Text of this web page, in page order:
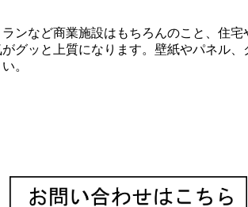
ンなど商業施設はもちろんのこと、住
グッと上質になります。壁紙やパネル
。